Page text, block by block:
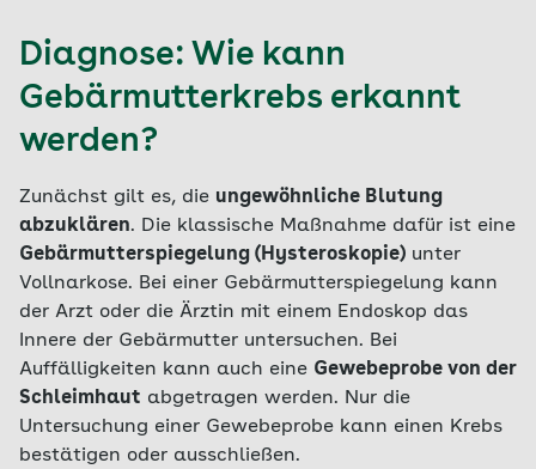
Diagnose: Wie kann
Gebärmutterkrebs erkannt
werden?
Zunächst gilt es, die ungewöhnliche Blutung
abzuklären. Die klassische Maßnahme dafür ist eine
Gebärmutterspiegelung (Hysteroskopie) unter
Vollnarkose. Bei einer Gebärmutterspiegelung kann
der Arzt oder die Ärztin mit einem Endoskop das
Innere der Gebärmutter untersuchen. Bei
Auffälligkeiten kann auch eine Gewebeprobe von der
Schleimhaut abgetragen werden. Nur die
Untersuchung einer Gewebeprobe kann einen Krebs
bestätigen oder ausschließen.